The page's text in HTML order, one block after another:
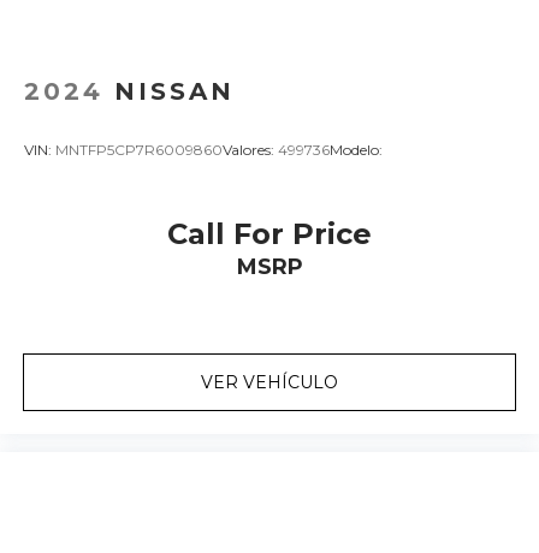
2024 NISSAN
VIN: MNTFP5CP7R6009860Valores: 499736Modelo:
Call For Price
MSRP
VER VEHÍCULO